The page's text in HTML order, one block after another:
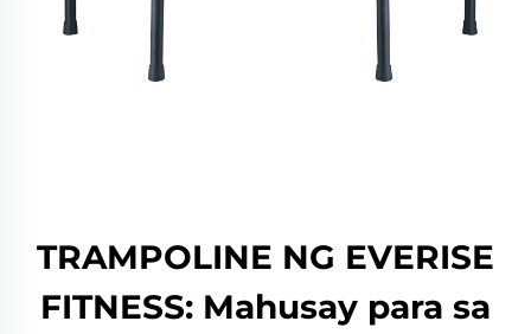
TRAMPOLINE NG EVERISE
FITNESS: Mahusay para sa